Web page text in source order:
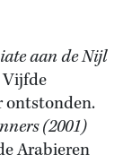
aan de Nijl
Vijfde
ontstonden.
(2001)
Arabieren